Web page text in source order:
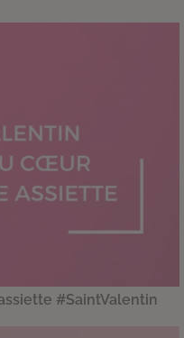
#SaintValentin